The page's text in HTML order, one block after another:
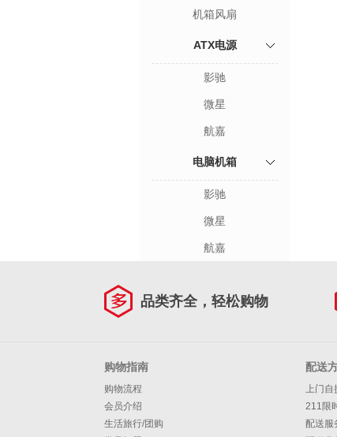
机箱风扇
ATX电源
影驰
微星
航嘉
电脑机箱
影驰
微星
航嘉
品类齐全，轻松购物
购物指南
购物流程
会员介绍
生活旅行/团购
配送
上门自
211限
配送服